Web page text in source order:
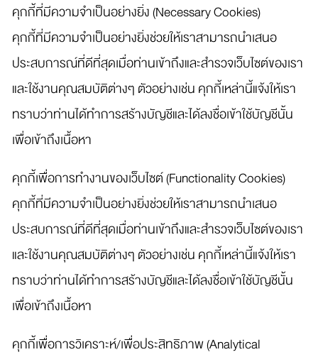
คุกกี้ที่มีความจำเป็นอย่างยิ่ง (Necessary Cookies)
คุกกี้ที่มีความจำเป็นอย่างยิ่งช่วยให้เราสามารถนำเสนอ
ประสบการณ์ที่ดีที่สุดเมื่อท่านเข้าถึงและสำรวจเว็บไซต์ของเรา
และใช้งานคุณสมบัติต่างๆ ตัวอย่างเช่น คุกกี้เหล่านี้แจ้งให้เรา
ทราบว่าท่านได้ทำการสร้างบัญชีและได้ลงชื่อเข้าใช้บัญชีนั้น
เพื่อเข้าถึงเนื้อหา
คุกกี้เพื่อการทำงานของเว็บไซต์ (Functionality Cookies)
คุกกี้ที่มีความจำเป็นอย่างยิ่งช่วยให้เราสามารถนำเสนอ
ประสบการณ์ที่ดีที่สุดเมื่อท่านเข้าถึงและสำรวจเว็บไซต์ของเรา
และใช้งานคุณสมบัติต่างๆ ตัวอย่างเช่น คุกกี้เหล่านี้แจ้งให้เรา
ทราบว่าท่านได้ทำการสร้างบัญชีและได้ลงชื่อเข้าใช้บัญชีนั้น
เพื่อเข้าถึงเนื้อหา
คุกกี้เพื่อการวิเคราะห์/เพื่อประสิทธิภาพ (Analytical